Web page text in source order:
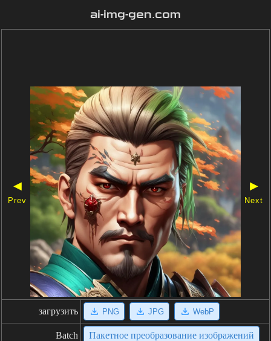
ai-img-gen.com
◀
Prev
▶
Next
загрузить PNG JPG WebP
Batch Пакетное преобразование изображений